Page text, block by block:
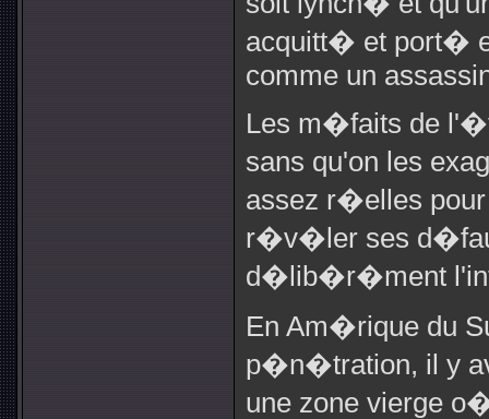
acquitt� et port�
comme un
Les m�faits de
sans qu'on les
assez r�elles pour
r�v�ler ses
d�lib�r�ment
En Am�rique du
p�n�tration, il y
une zone vierge